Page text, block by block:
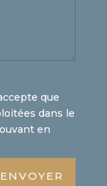
que
dans le
en
ENVOYER